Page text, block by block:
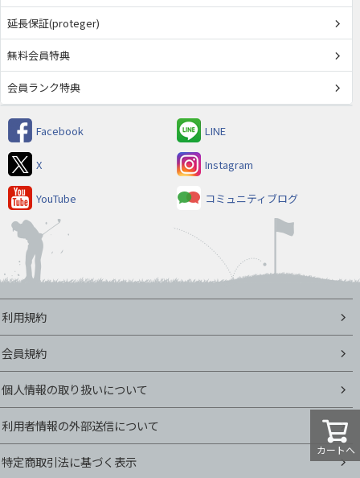
カートへ
延長保証(proteger)
無料会員特典
会員ランク特典
Facebook LINE
X Instagram
YouTube コミュニティブログ
利用規約
会員規約
個人情報の取り扱いについて
利用者情報の外部送信について
特定商取引法に基づく表示